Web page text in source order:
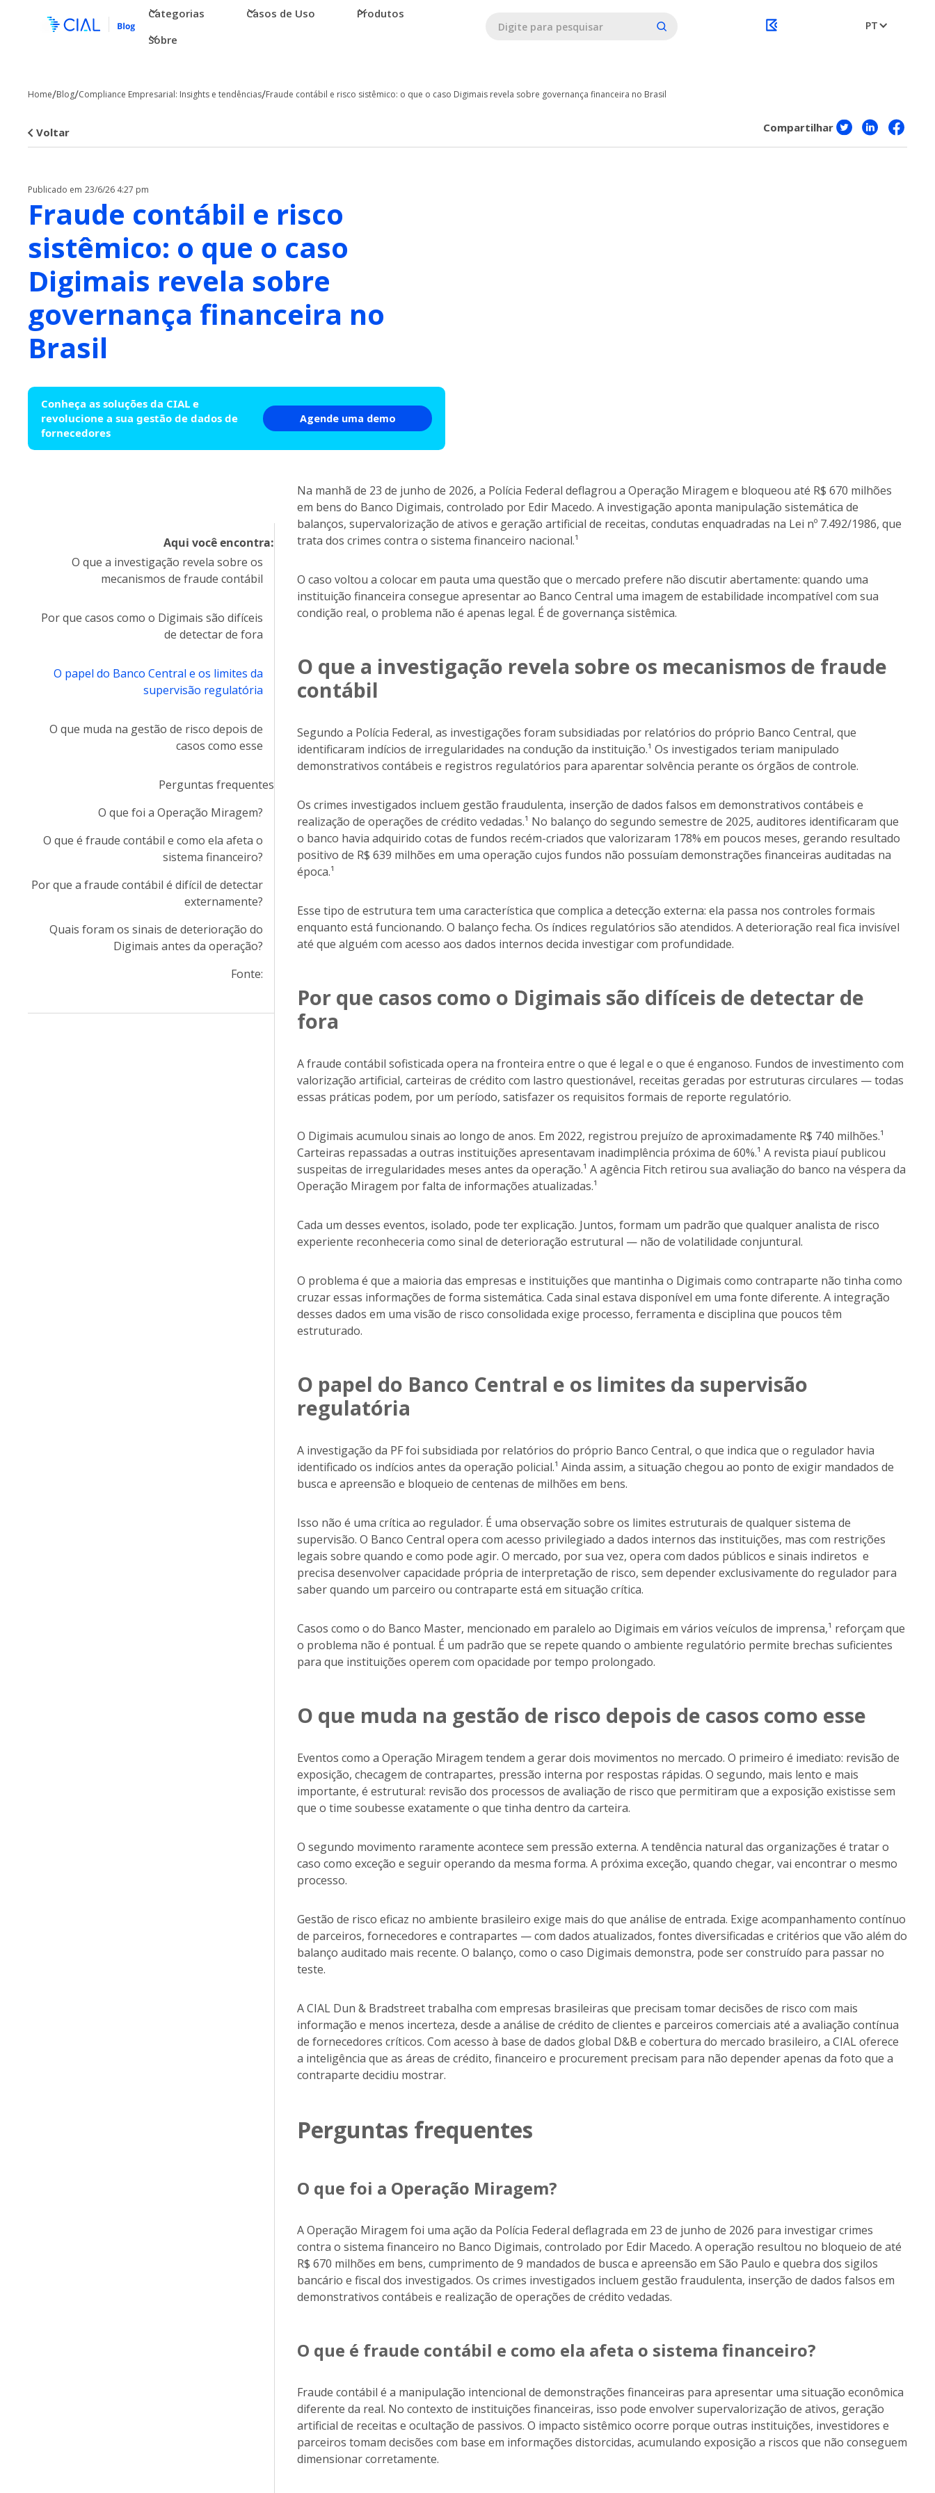
Categorias Casos de Uso
Produtos
Sobre
PT
Home/Blog/Compliance Empresarial: Insights e tendências/Fraude contábil e risco sistêmico: o que o caso Digimais revela sobre governança financeira no Brasil
Voltar Compartilhar
Publicado em 23/6/26 4:27 pm
Fraude contábil e risco
sistêmico: o que o caso
Digimais revela sobre
governança financeira no
Brasil
Conheça as soluções da CIAL e
revolucione a sua gestão de dados de
fornecedores
Agende uma demo
Aqui você encontra:
O que a investigação revela sobre os
mecanismos de fraude contábil
Por que casos como o Digimais são difíceis
de detectar de fora
O papel do Banco Central e os limites da
supervisão regulatória
O que muda na gestão de risco depois de
casos como esse
Perguntas frequentes
O que foi a Operação Miragem?
O que é fraude contábil e como ela afeta o
sistema financeiro?
Por que a fraude contábil é difícil de detectar
externamente?
Quais foram os sinais de deterioração do
Digimais antes da operação?
‍Fonte:
Na manhã de 23 de junho de 2026, a Polícia Federal deflagrou a Operação Miragem e bloqueou até R$ 670 milhões
em bens do Banco Digimais, controlado por Edir Macedo. A investigação aponta manipulação sistemática de
balanços, supervalorização de ativos e geração artificial de receitas, condutas enquadradas na Lei nº 7.492/1986, que
trata dos crimes contra o sistema financeiro nacional.¹
O caso voltou a colocar em pauta uma questão que o mercado prefere não discutir abertamente: quando uma
instituição financeira consegue apresentar ao Banco Central uma imagem de estabilidade incompatível com sua
condição real, o problema não é apenas legal. É de governança sistêmica.
O que a investigação revela sobre os mecanismos de fraude
contábil
Segundo a Polícia Federal, as investigações foram subsidiadas por relatórios do próprio Banco Central, que
identificaram indícios de irregularidades na condução da instituição.¹ Os investigados teriam manipulado
demonstrativos contábeis e registros regulatórios para aparentar solvência perante os órgãos de controle.
Os crimes investigados incluem gestão fraudulenta, inserção de dados falsos em demonstrativos contábeis e
realização de operações de crédito vedadas.¹ No balanço do segundo semestre de 2025, auditores identificaram que
o banco havia adquirido cotas de fundos recém-criados que valorizaram 178% em poucos meses, gerando resultado
positivo de R$ 639 milhões em uma operação cujos fundos não possuíam demonstrações financeiras auditadas na
época.¹
Esse tipo de estrutura tem uma característica que complica a detecção externa: ela passa nos controles formais
enquanto está funcionando. O balanço fecha. Os índices regulatórios são atendidos. A deterioração real fica invisível
até que alguém com acesso aos dados internos decida investigar com profundidade.
Por que casos como o Digimais são difíceis de detectar de
fora
A fraude contábil sofisticada opera na fronteira entre o que é legal e o que é enganoso. Fundos de investimento com
valorização artificial, carteiras de crédito com lastro questionável, receitas geradas por estruturas circulares — todas
essas práticas podem, por um período, satisfazer os requisitos formais de reporte regulatório.
O Digimais acumulou sinais ao longo de anos. Em 2022, registrou prejuízo de aproximadamente R$ 740 milhões.¹
Carteiras repassadas a outras instituições apresentavam inadimplência próxima de 60%.¹ A revista piauí publicou
suspeitas de irregularidades meses antes da operação.¹ A agência Fitch retirou sua avaliação do banco na véspera da
Operação Miragem por falta de informações atualizadas.¹
Cada um desses eventos, isolado, pode ter explicação. Juntos, formam um padrão que qualquer analista de risco
experiente reconheceria como sinal de deterioração estrutural — não de volatilidade conjuntural.
O problema é que a maioria das empresas e instituições que mantinha o Digimais como contraparte não tinha como
cruzar essas informações de forma sistemática. Cada sinal estava disponível em uma fonte diferente. A integração
desses dados em uma visão de risco consolidada exige processo, ferramenta e disciplina que poucos têm
estruturado.
O papel do Banco Central e os limites da supervisão
regulatória
A investigação da PF foi subsidiada por relatórios do próprio Banco Central, o que indica que o regulador havia
identificado os indícios antes da operação policial.¹ Ainda assim, a situação chegou ao ponto de exigir mandados de
busca e apreensão e bloqueio de centenas de milhões em bens.
Isso não é uma crítica ao regulador. É uma observação sobre os limites estruturais de qualquer sistema de
supervisão. O Banco Central opera com acesso privilegiado a dados internos das instituições, mas com restrições
legais sobre quando e como pode agir. O mercado, por sua vez, opera com dados públicos e sinais indiretos e
precisa desenvolver capacidade própria de interpretação de risco, sem depender exclusivamente do regulador para
saber quando um parceiro ou contraparte está em situação crítica.
Casos como o do Banco Master, mencionado em paralelo ao Digimais em vários veículos de imprensa,¹ reforçam que
o problema não é pontual. É um padrão que se repete quando o ambiente regulatório permite brechas suficientes
para que instituições operem com opacidade por tempo prolongado.
O que muda na gestão de risco depois de casos como esse
Eventos como a Operação Miragem tendem a gerar dois movimentos no mercado. O primeiro é imediato: revisão de
exposição, checagem de contrapartes, pressão interna por respostas rápidas. O segundo, mais lento e mais
importante, é estrutural: revisão dos processos de avaliação de risco que permitiram que a exposição existisse sem
que o time soubesse exatamente o que tinha dentro da carteira.
O segundo movimento raramente acontece sem pressão externa. A tendência natural das organizações é tratar o
caso como exceção e seguir operando da mesma forma. A próxima exceção, quando chegar, vai encontrar o mesmo
processo.
Gestão de risco eficaz no ambiente brasileiro exige mais do que análise de entrada. Exige acompanhamento contínuo
de parceiros, fornecedores e contrapartes — com dados atualizados, fontes diversificadas e critérios que vão além do
balanço auditado mais recente. O balanço, como o caso Digimais demonstra, pode ser construído para passar no
teste.
A CIAL Dun & Bradstreet trabalha com empresas brasileiras que precisam tomar decisões de risco com mais
informação e menos incerteza, desde a análise de crédito de clientes e parceiros comerciais até a avaliação contínua
de fornecedores críticos. Com acesso à base de dados global D&B e cobertura do mercado brasileiro, a CIAL oferece
a inteligência que as áreas de crédito, financeiro e procurement precisam para não depender apenas da foto que a
contraparte decidiu mostrar.
Perguntas frequentes
O que foi a Operação Miragem?
A Operação Miragem foi uma ação da Polícia Federal deflagrada em 23 de junho de 2026 para investigar crimes
contra o sistema financeiro no Banco Digimais, controlado por Edir Macedo. A operação resultou no bloqueio de até
R$ 670 milhões em bens, cumprimento de 9 mandados de busca e apreensão em São Paulo e quebra dos sigilos
bancário e fiscal dos investigados. Os crimes investigados incluem gestão fraudulenta, inserção de dados falsos em
demonstrativos contábeis e realização de operações de crédito vedadas.
O que é fraude contábil e como ela afeta o sistema financeiro?
Fraude contábil é a manipulação intencional de demonstrações financeiras para apresentar uma situação econômica
diferente da real. No contexto de instituições financeiras, isso pode envolver supervalorização de ativos, geração
artificial de receitas e ocultação de passivos. O impacto sistêmico ocorre porque outras instituições, investidores e
parceiros tomam decisões com base em informações distorcidas, acumulando exposição a riscos que não conseguem
dimensionar corretamente.